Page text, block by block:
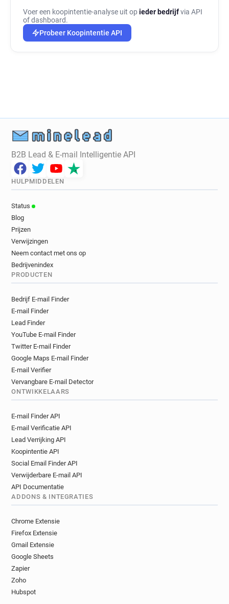
Voer een koopintentie-analyse uit op ieder bedrijfvia API
of dashboard.
Probeer Koopintentie API
B2B Lead & E-mail Intelligentie API
HULPMIDDELEN
Status
Blog
Prijzen
Verwijzingen
Neem contact met ons op
Bedrijvenindex
PRODUCTEN
Bedrijf E-mail Finder
E-mail Finder
Lead Finder
YouTube E-mail Finder
Twitter E-mail Finder
Google Maps E-mail Finder
E-mail Verifier
Vervangbare E-mail Detector
ONTWIKKELAARS
E-mail Finder API
E-mail Verificatie API
Lead Verrijking API
Koopintentie API
Social Email Finder API
Verwijderbare E-mail API
API Documentatie
ADDONS & INTEGRATIES
Chrome Extensie
Firefox Extensie
Gmail Extensie
Google Sheets
Zapier
Zoho
Hubspot